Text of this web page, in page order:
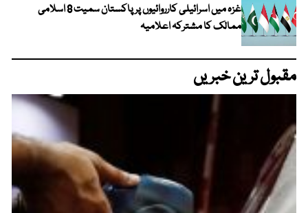
غزہ میں اسرائیلی کارروائیوں پر پاکستان سمیت 8 اسلامی
ممالک کا مشترکہ اعلامیہ
مقبول ترین خبریں